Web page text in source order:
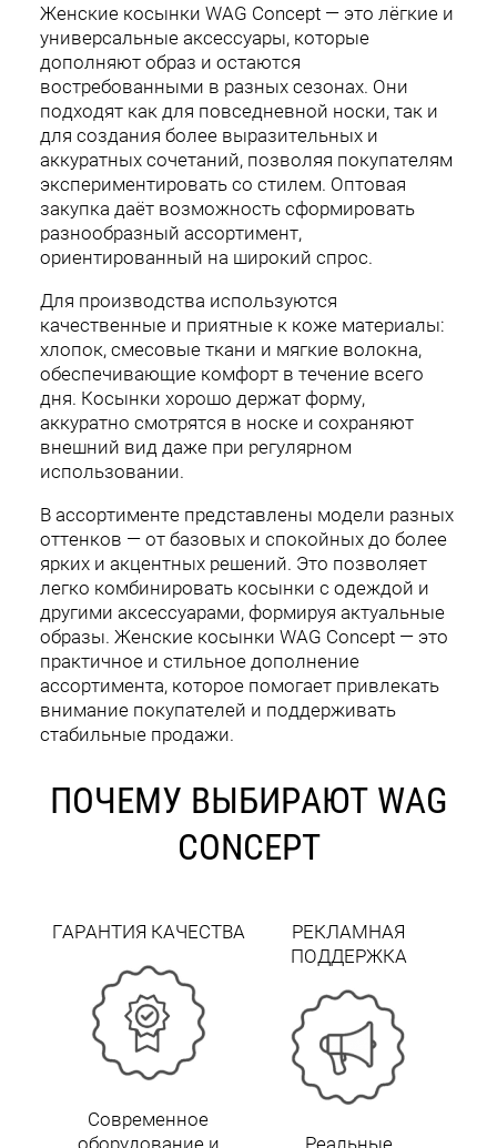
Женские косынки WAG Concept — это лёгкие и
универсальные аксессуары, которые
дополняют образ и остаются
востребованными в разных сезонах. Они
подходят как для повседневной носки, так и
для создания более выразительных и
аккуратных сочетаний, позволяя покупателям
экспериментировать со стилем. Оптовая
закупка даёт возможность сформировать
разнообразный ассортимент,
ориентированный на широкий спрос.
Для производства используются
качественные и приятные к коже материалы:
хлопок, смесовые ткани и мягкие волокна,
обеспечивающие комфорт в течение всего
дня. Косынки хорошо держат форму,
аккуратно смотрятся в носке и сохраняют
внешний вид даже при регулярном
использовании.
В ассортименте представлены модели разных
оттенков — от базовых и спокойных до более
ярких и акцентных решений. Это позволяет
легко комбинировать косынки с одеждой и
другими аксессуарами, формируя актуальные
образы. Женские косынки WAG Concept — это
практичное и стильное дополнение
ассортимента, которое помогает привлекать
внимание покупателей и поддерживать
стабильные продажи.
ПОЧЕМУ ВЫБИРАЮТ WAG
CONCEPT
ГАРАНТИЯ КАЧЕСТВА
Современное
РЕКЛАМНАЯ
ПОДДЕРЖКА